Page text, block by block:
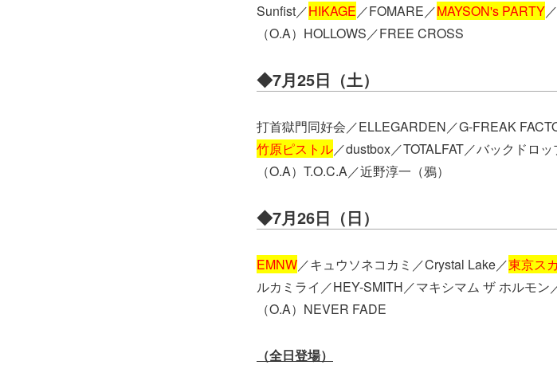
Sunfist／HIKAGE／FOMARE／MAYSON's PARTY
（O.A）HOLLOWS／FREE CROSS
◆7月25日（土）
打首獄門同好会／ELLEGARDEN／G-FREAK
竹原ピストル／dustbox／TOTALFAT／バックドロ
（O.A）T.O.C.A／近野淳一（鴉）
◆7月26日（日）
EMNW／キュウソネコカミ／Crystal Lake／東京ス
ルカミライ／HEY-SMITH／マキシマム ザ ホルモ
（O.A）NEVER FADE
（全日登場）